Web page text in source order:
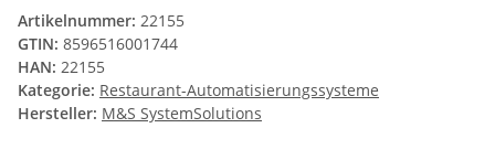
Artikelnummer: 22155
GTIN: 8596516001744
HAN: 22155
Kategorie: Restaurant-Automatisierungssysteme
Hersteller: M&S SystemSolutions